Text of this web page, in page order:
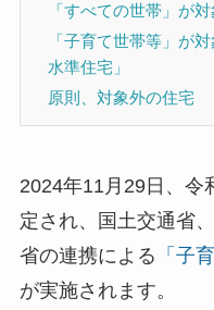
「すべての世帯」が
「子育て世帯等」が
水準住宅」
原則、対象外の住宅
2024年11月29日、令
定され、国土交通省
省の連携による 「子
が実施されます。